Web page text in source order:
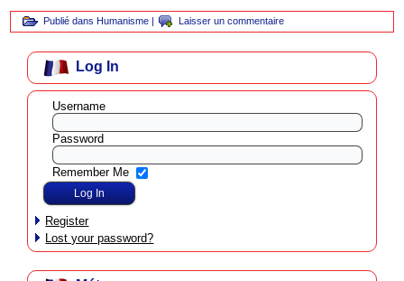
Publié dans Humanisme | Laisser un commentaire
Log In
Username
Password
Remember Me
Register
Lost your password?